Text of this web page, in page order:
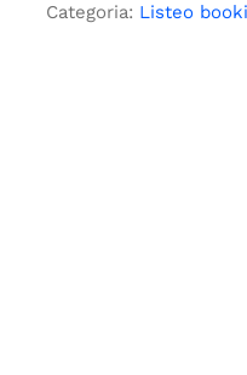
Categoria: Listeo